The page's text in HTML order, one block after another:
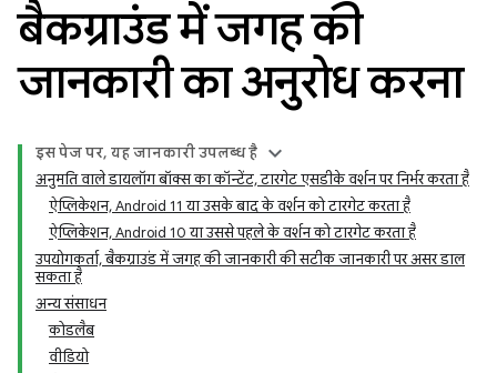
बैकग्राउंड में जगह की
जानकारी का अनुरोध करना
इस पेज पर, यह जानकारी उपलब्ध है
अनुमति वाले डायलॉग बॉक्स का कॉन्टेंट, टारगेट एसडीके वर्शन पर निर्भर करता है
ऐप्लिकेशन, Android 11 या उसके बाद के वर्शन को टारगेट करता है
ऐप्लिकेशन, Android 10 या उससे पहले के वर्शन को टारगेट करता है
उपयोगकर्ता, बैकग्राउंड में जगह की जानकारी की सटीक जानकारी पर असर डाल
सकता है
अन्य संसाधन
कोडलैब
वीडियो